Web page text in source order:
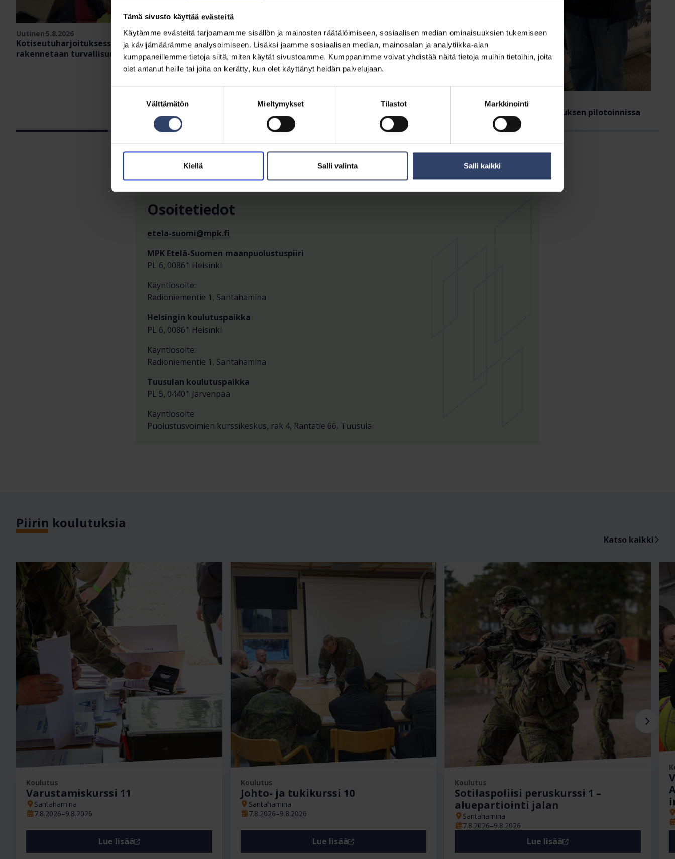
Tämä sivusto käyttää evästeitä
Käytämme evästeitä tarjoamamme sisällön ja mainosten räätälöimiseen, sosiaalisen median ominaisuuksien tukemiseen
ja kävijämäärämme analysoimiseen. Lisäksi jaamme sosiaalisen median, mainosalan ja analytiikka-alan
kumppaneillemme tietoja siitä, miten käytät sivustoamme. Kumppanimme voivat yhdistää näitä tietoja muihin tietoihin, joita
olet antanut heille tai joita on kerätty, kun olet käyttänyt heidän palvelujaan.
Välttämätön Mieltymykset Tilastot Markkinointi
Kiellä Salli valinta Salli kaikki
Uutinen 5.8.2026
Kotiseutuharjoituksessa Turvallinen Uusimaa 2026
rakennetaan turvallisuutta yhdessä
2.6.2026
MPK mukana kutsuntauudistuksen pilotoinnissa
Osoitetiedot
etela-suomi@mpk.fi
MPK Etelä-Suomen maanpuolustuspiiri
PL 6, 00861 Helsinki
Käyntiosoite:
Radioniementie 1, Santahamina
Helsingin koulutuspaikka
PL 6, 00861 Helsinki
Käyntiosoite:
Radioniementie 1, Santahamina
Tuusulan koulutuspaikka
PL 5, 04401 Järvenpää
Käyntiosoite
Puolustusvoimien kurssikeskus, rak 4, Rantatie 66, Tuusula
Piirin koulutuksia
Katso kaikki
Koulutus
Varustamiskurssi 11
Santahamina
7.8.2026–9.8.2026
Lue lisää
Koulutus
Johto- ja tukikurssi 10
Santahamina
7.8.2026–9.8.2026
Lue lisää
Koulutus
Sotilaspoliisi peruskurssi 1 –
aluepartiointi jalan
Santahamina
7.8.2026–9.8.2026
Lue lisää
Sijainti
Ajankohta